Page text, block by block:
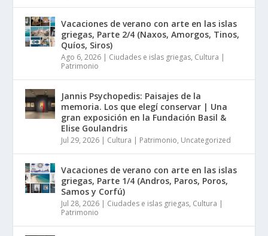
Vacaciones de verano con arte en las islas
griegas, Parte 2/4 (Naxos, Amorgos, Tinos,
Quíos, Siros)
Ago 6, 2026 | Ciudades e islas griegas, Cultura |
Patrimonio
Jannis Psychopedis: Paisajes de la
memoria. Los que elegí conservar | Una
gran exposición en la Fundación Basil &
Elise Goulandris
Jul 29, 2026 | Cultura | Patrimonio, Uncategorized
Vacaciones de verano con arte en las islas
griegas, Parte 1/4 (Andros, Paros, Poros,
Samos y Corfú)
Jul 28, 2026 | Ciudades e islas griegas, Cultura |
Patrimonio